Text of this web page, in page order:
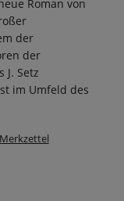
Roman von
der
der
J. Setz
im Umfeld des
In den Warenkorb
Merkzettel